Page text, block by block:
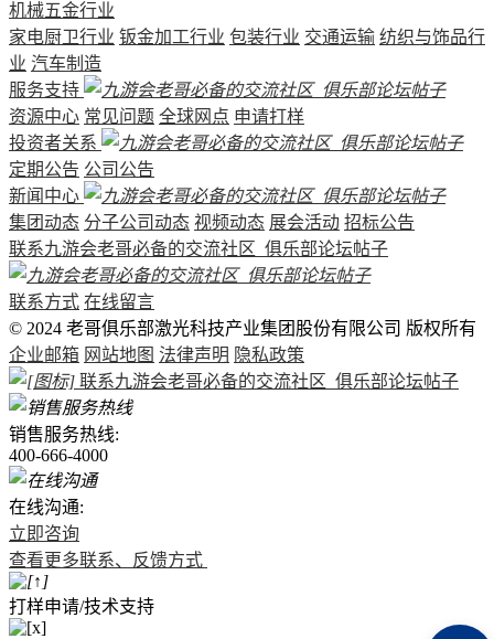
机械五金行业
家电厨卫行业 钣金加工行业 包装行业 交通运输 纺织与饰品行
业 汽车制造
服务支持
资源中心 常见问题 全球网点 申请打样
投资者关系
定期公告 公司公告
新闻中心
集团动态 分子公司动态 视频动态 展会活动 招标公告
联系九游会老哥必备的交流社区_俱乐部论坛帖子
联系方式 在线留言
© 2024 老哥俱乐部激光科技产业集团股份有限公司 版权所有
企业邮箱 网站地图 法律声明 隐私政策
联系九游会老哥必备的交流社区_俱乐部论坛帖子
销售服务热线:
400-666-4000
在线沟通:
立即咨询
查看更多联系、反馈方式
打样申请/技术支持